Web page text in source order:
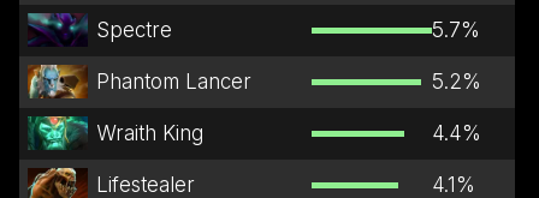
Spectre 5.7%
Phantom Lancer 5.2%
Wraith King 4.4%
Lifestealer 4.1%